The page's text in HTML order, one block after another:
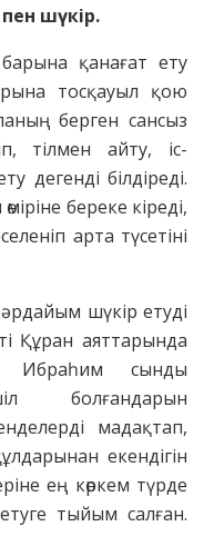
шүкір.
қанағат ету
тосқауыл қою
берген сансыз
тілмен айту, іс-
дегенді білдіреді.
береке кіреді,
арта түсетіні
шүкір етуді
Құран аяттарында
Ибраһим сынды
болғандарын
мадақтап,
екендігін
ең көркем түрде
тыйым салған.